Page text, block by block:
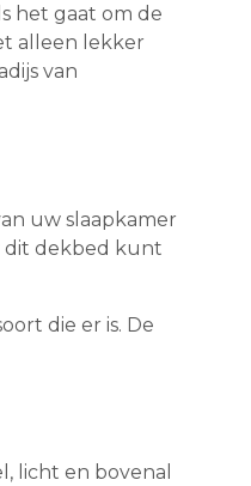
het gaat om de
alleen lekker
van
uw slaapkamer
dit dekbed kunt
die er is. De
licht en bovenal